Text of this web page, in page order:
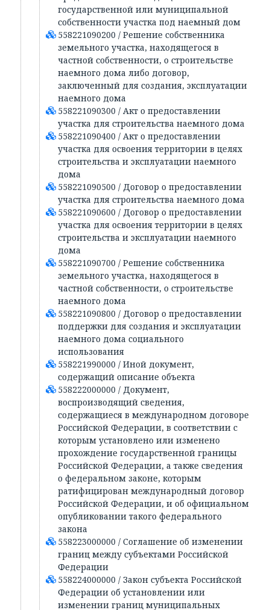
государственной или муниципальной
собственности участка под наемный дом
558221090200 / Решение собственника
земельного участка, находящегося в
частной собственности, о строительстве
наемного дома либо договор,
заключенный для создания, эксплуатации
наемного дома
558221090300 / Акт о предоставлении
участка для строительства наемного дома
558221090400 / Акт о предоставлении
участка для освоения территории в целях
строительства и эксплуатации наемного
дома
558221090500 / Договор о предоставлении
участка для строительства наемного дома
558221090600 / Договор о предоставлении
участка для освоения территории в целях
строительства и эксплуатации наемного
дома
558221090700 / Решение собственника
земельного участка, находящегося в
частной собственности, о строительстве
наемного дома
558221090800 / Договор о предоставлении
поддержки для создания и эксплуатации
наемного дома социального
использования
558221990000 / Иной документ,
содержащий описание объекта
558222000000 / Документ,
воспроизводящий сведения,
содержащиеся в международном договоре
Российской Федерации, в соответствии с
которым установлено или изменено
прохождение государственной границы
Российской Федерации, а также сведения
о федеральном законе, которым
ратифицирован международный договор
Российской Федерации, и об официальном
опубликовании такого федерального
закона
558223000000 / Соглашение об изменении
границ между субъектами Российской
Федерации
558224000000 / Закон субъекта Российской
Федерации об установлении или
изменении границ муниципальных